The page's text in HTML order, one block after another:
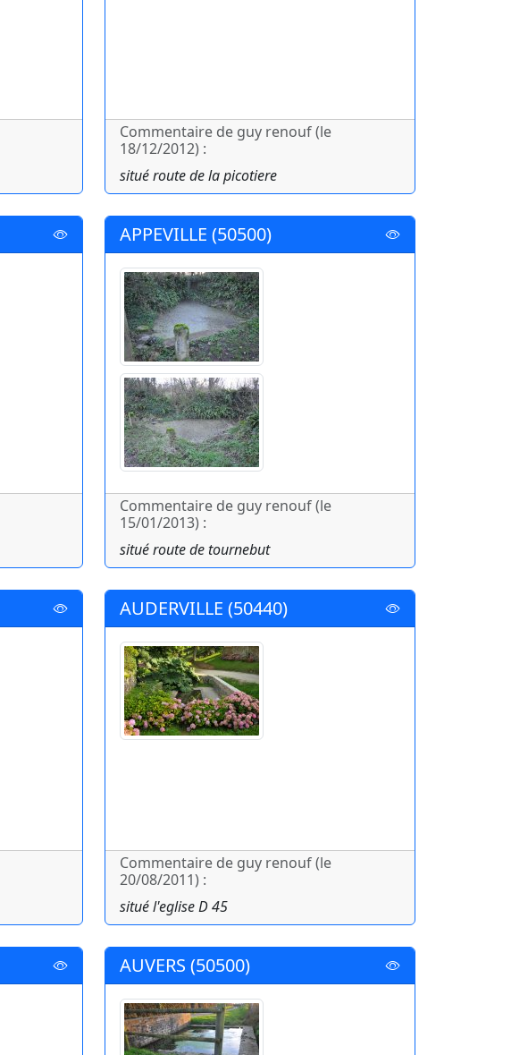
Commentaire de guy renouf (le
18/12/2012) :
situé route de la picotiere
APPEVILLE (50500)
Commentaire de guy renouf (le
15/01/2013) :
situé route de tournebut
AUDERVILLE (50440)
Commentaire de guy renouf (le
20/08/2011) :
situé l'eglise D 45
AUVERS (50500)